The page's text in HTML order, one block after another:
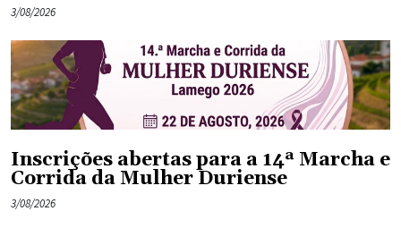
3/08/2026
Inscrições abertas para a 14ª Marcha e
Corrida da Mulher Duriense
3/08/2026